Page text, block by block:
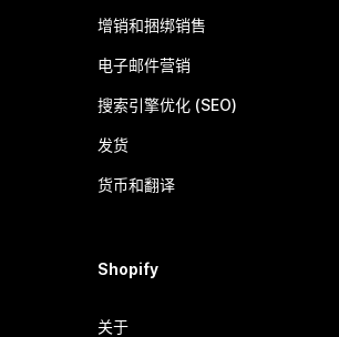
增销和捆绑销售
电子邮件营销
搜索引擎优化 (SEO)
发货
货币和翻译
Shopify
关于